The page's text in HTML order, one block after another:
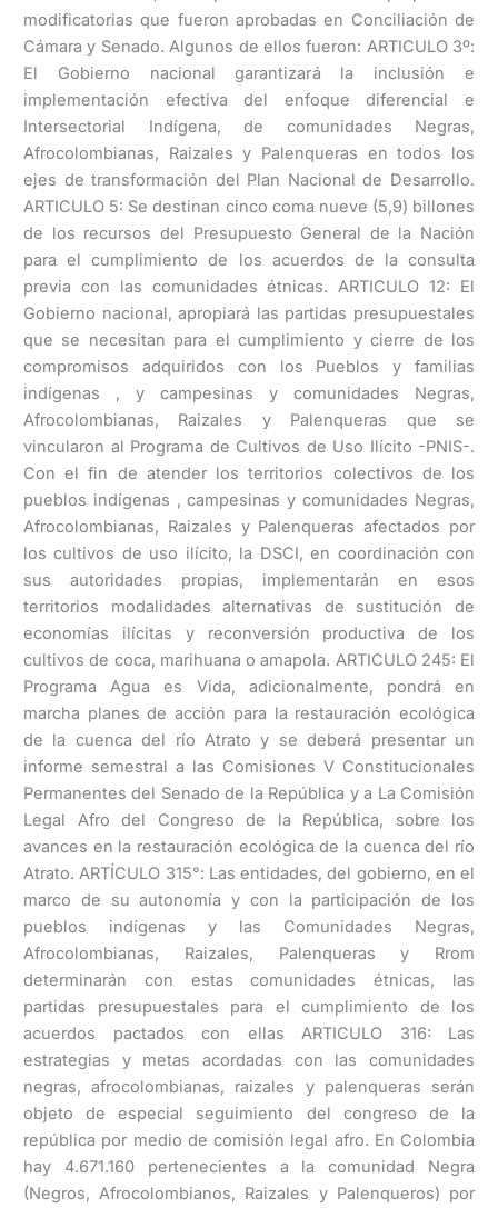
modificatorias que fueron aprobadas en Conciliación de
Cámara y Senado. Algunos de ellos fueron: ARTICULO 3º:
El Gobierno nacional garantizará la inclusión e
implementación efectiva del enfoque diferencial e
Intersectorial Indígena, de comunidades Negras,
Afrocolombianas, Raizales y Palenqueras en todos los
ejes de transformación del Plan Nacional de Desarrollo.
ARTICULO 5: Se destinan cinco coma nueve (5,9) billones
de los recursos del Presupuesto General de la Nación
para el cumplimiento de los acuerdos de la consulta
previa con las comunidades étnicas. ARTICULO 12: El
Gobierno nacional, apropiará las partidas presupuestales
que se necesitan para el cumplimiento y cierre de los
compromisos adquiridos con los Pueblos y familias
indígenas , y campesinas y comunidades Negras,
Afrocolombianas, Raizales y Palenqueras que se
vincularon al Programa de Cultivos de Uso Ilícito -PNIS-.
Con el fin de atender los territorios colectivos de los
pueblos indígenas , campesinas y comunidades Negras,
Afrocolombianas, Raizales y Palenqueras afectados por
los cultivos de uso ilícito, la DSCI, en coordinación con
sus autoridades propias, implementarán en esos
territorios modalidades alternativas de sustitución de
economías ilícitas y reconversión productiva de los
cultivos de coca, marihuana o amapola. ARTICULO 245: El
Programa Agua es Vida, adicionalmente, pondrá en
marcha planes de acción para la restauración ecológica
de la cuenca del río Atrato y se deberá presentar un
informe semestral a las Comisiones V Constitucionales
Permanentes del Senado de la República y a La Comisión
Legal Afro del Congreso de la República, sobre los
avances en la restauración ecológica de la cuenca del río
Atrato. ARTÍCULO 315°: Las entidades, del gobierno, en el
marco de su autonomía y con la participación de los
pueblos indígenas y las Comunidades Negras,
Afrocolombianas, Raizales, Palenqueras y Rrom
determinarán con estas comunidades étnicas, las
partidas presupuestales para el cumplimiento de los
acuerdos pactados con ellas ARTICULO 316: Las
estrategias y metas acordadas con las comunidades
negras, afrocolombianas, raizales y palenqueras serán
objeto de especial seguimiento del congreso de la
república por medio de comisión legal afro. En Colombia
hay 4.671.160 pertenecientes a la comunidad Negra
(Negros, Afrocolombianos, Raizales y Palenqueros) por